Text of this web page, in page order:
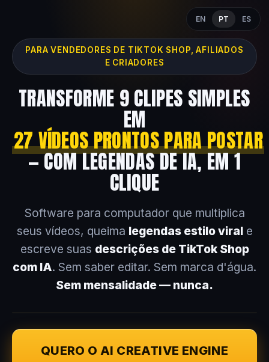
EN PT ES
PARA VENDEDORES DE TIKTOK SHOP, AFILIADOS
E CRIADORES
TRANSFORME 9 CLIPES SIMPLES
EM
27 VÍDEOS PRONTOS PARA POSTAR
— COM LEGENDAS DE IA, EM 1
CLIQUE
Software para computador que multiplica
seus vídeos, queima legendas estilo virale
escreve suas descrições de TikTok Shop
com IA. Sem saber editar. Sem marca d'água.
Sem mensalidade — nunca.
QUERO O AI CREATIVE ENGINE